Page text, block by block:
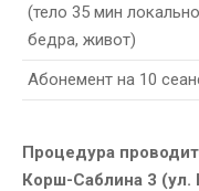
(тело 35 мин
бедра, живот)
Абонемент на 10
Процедура
Корш-Саблина 3